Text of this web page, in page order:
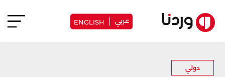
عربي ENGLISH
دولي